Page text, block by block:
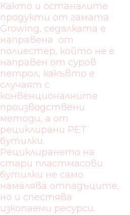
Както и останалите
продукти от гамата
Growing, седалката е
направена от
полиестер, който не е
направен от суров
петрол, какъвто е
случаят с
конвенционалните
производствени
методи, а от
рециклирани PET
бутилки.
Рециклирането на
стари пластмасови
бутилки не само
намалява отпадъците,
но и спестява
изкопаеми ресурси.